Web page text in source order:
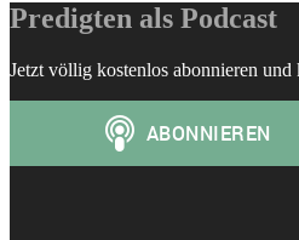
Predigten als Podcast
Jetzt völlig kostenlos abonnieren und